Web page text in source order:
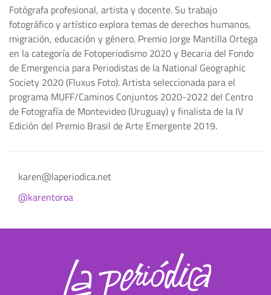
Fotógrafa profesional, artista y docente. Su trabajo
fotográfico y artístico explora temas de derechos humanos,
migración, educación y género. Premio Jorge Mantilla Ortega
en la categoría de Fotoperiodismo 2020 y Becaria del Fondo
de Emergencia para Periodistas de la National Geographic
Society 2020 (Fluxus Foto). Artista seleccionada para el
programa MUFF/Caminos Conjuntos 2020-2022 del Centro
de Fotografía de Montevideo (Uruguay) y finalista de la IV
Edición del Premio Brasil de Arte Emergente 2019.
karen@laperiodica.net
@karentoroa